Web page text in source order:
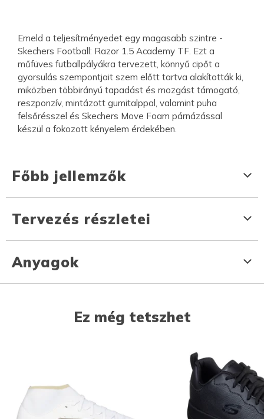
Emeld a teljesítményedet egy magasabb szintre -
Skechers Football: Razor 1.5 Academy TF. Ezt a
műfüves futballpályákra tervezett, könnyű cipőt a
gyorsulás szempontjait szem előtt tartva alakították ki,
miközben többirányú tapadást és mozgást támogató,
reszponzív, mintázott gumitalppal, valamint puha
felsőrésszel és Skechers Move Foam párnázással
készül a fokozott kényelem érdekében.
Főbb jellemzők
Tervezés részletei
Anyagok
Ez még tetszhet